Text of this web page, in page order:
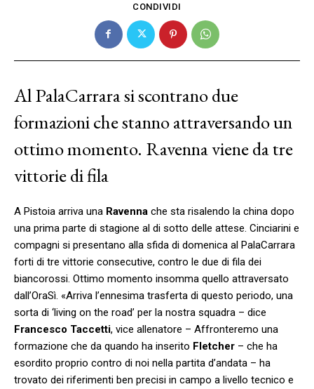
CONDIVIDI
Al PalaCarrara si scontrano due
formazioni che stanno attraversando un
ottimo momento. Ravenna viene da tre
vittorie di fila
A Pistoia arriva una Ravenna che sta risalendo la china dopo
una prima parte di stagione al di sotto delle attese. Cinciarini e
compagni si presentano alla sfida di domenica al PalaCarrara
forti di tre vittorie consecutive, contro le due di fila dei
biancorossi. Ottimo momento insomma quello attraversato
dall’OraSì. «Arriva l’ennesima trasferta di questo periodo, una
sorta di ‘living on the road’ per la nostra squadra – dice
Francesco Taccetti, vice allenatore – Affronteremo una
formazione che da quando ha inserito Fletcher – che ha
esordito proprio contro di noi nella partita d’andata – ha
trovato dei riferimenti ben precisi in campo a livello tecnico e